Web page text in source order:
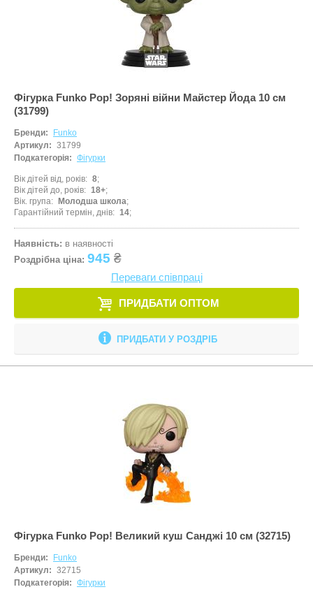
Фігурка Funko Pop! Зоряні війни Майстер Йода 10 см
(31799)
Бренди:
Funko
Артикул: 31799
Подкатегорія: Фігурки
Вік дітей від, років
8
Вік дітей до, років
18+
Вік. група
Молодша школа
Гарантійний термін, днів
14
Наявність: в наявності
Роздрібна ціна: 945 ₴
Переваги співпраці
ПРИДБАТИ ОПТОМ
ПРИДБАТИ У РОЗДРІБ
Фігурка Funko Pop! Великий куш Санджі 10 см (32715)
Бренди:
Funko
Артикул: 32715
Подкатегорія: Фігурки